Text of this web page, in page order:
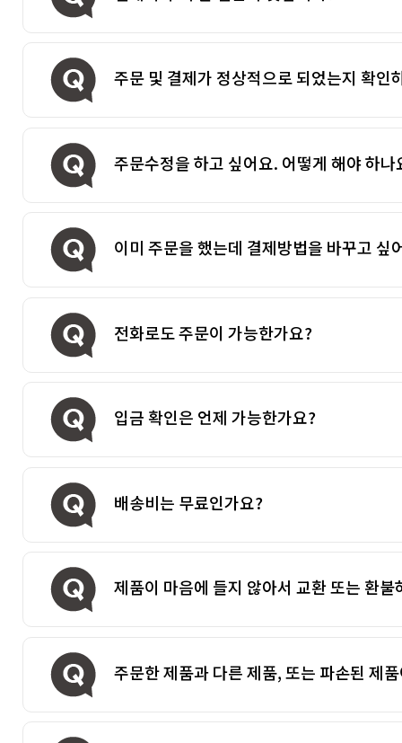
주문 및 결제가 정상적으로 되었는지 확인
주문수정을 하고 싶어요. 어떻게 해야 하나
이미 주문을 했는데 결제방법을 바꾸고 싶
전화로도 주문이 가능한가요?
입금 확인은 언제 가능한가요?
배송비는 무료인가요?
제품이 마음에 들지 않아서 교환 또는 환불
주문한 제품과 다른 제품, 또는 파손된 제